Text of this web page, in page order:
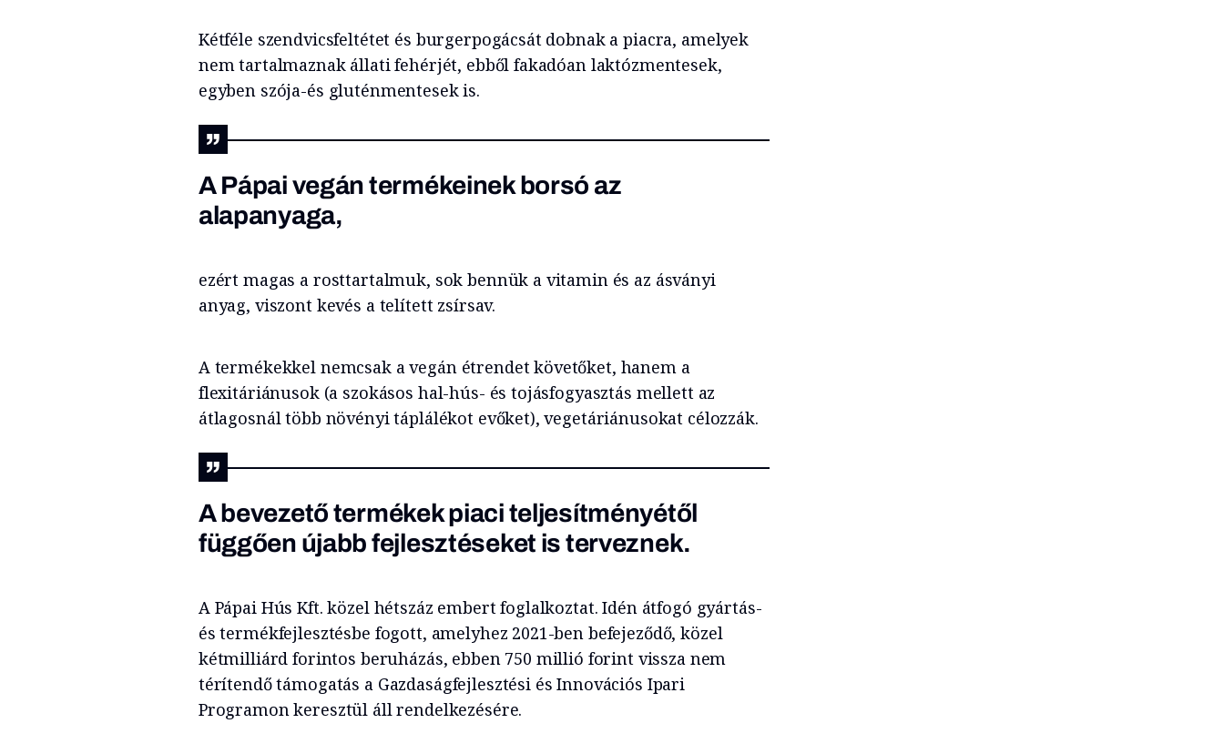
Kétféle szendvicsfeltétet és burgerpogácsát dobnak a piacra, amelyek
nem tartalmaznak állati fehérjét, ebből fakadóan laktózmentesek,
egyben szója-és gluténmentesek is.
A Pápai vegán termékeinek borsó az
alapanyaga,
ezért magas a rosttartalmuk, sok bennük a vitamin és az ásványi
anyag, viszont kevés a telített zsírsav.
A termékekkel nemcsak a vegán étrendet követőket, hanem a
flexitáriánusok (a szokásos hal-hús- és tojásfogyasztás mellett az
átlagosnál több növényi táplálékot evőket), vegetáriánusokat célozzák.
A bevezető termékek piaci teljesítményétől
függően újabb fejlesztéseket is terveznek.
A Pápai Hús Kft. közel hétszáz embert foglalkoztat. Idén átfogó gyártás-
és termékfejlesztésbe fogott, amelyhez 2021-ben befejeződő, közel
kétmilliárd forintos beruházás, ebben 750 millió forint vissza nem
térítendő támogatás a Gazdaságfejlesztési és Innovációs Ipari
Programon keresztül áll rendelkezésére.